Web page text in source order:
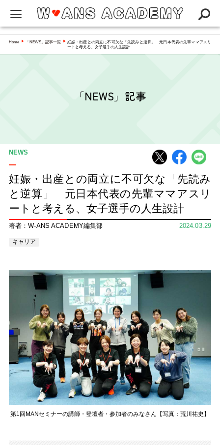
W-ANS ACADEMYってなに？
Q&A
Home ▶ 「NEWS」記事一覧 ▶ 妊娠・出産との両立に不可欠な「先読みと逆算」 元日本代表の先輩ママアスリ
ートと考える、女子選手の人生設計
「NEWS」記事
NEWS
妊娠・出産との両立に不可欠な「先読み
と逆算」 元日本代表の先輩ママアスリ
ートと考える、女子選手の人生設計
著者：W-ANS ACADEMY編集部 2024.03.29
キャリア
第1回MANセミナーの講師・登壇者・参加者のみなさん【写真：荒川祐史】